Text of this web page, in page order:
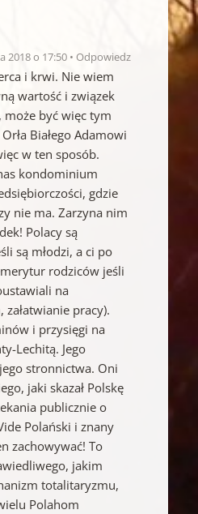
2018 o 17:50 Odpowiedz
i krwi. Nie wiem
wartość i związek
może być więc tym
Białego Adamowi
w ten sposób.
kondominium
gdzie
nie ma. Zarzyna nim
Polacy są
są młodzi, a ci po
rodziców jeśli
na
pracy).
i przysięgi na
Lechitą. Jego
stronnictwa. Oni
jaki skazał Polskę
publicznie o
Polański i znany
zachowywać! To
jakim
totalitaryzmu,
Polahom